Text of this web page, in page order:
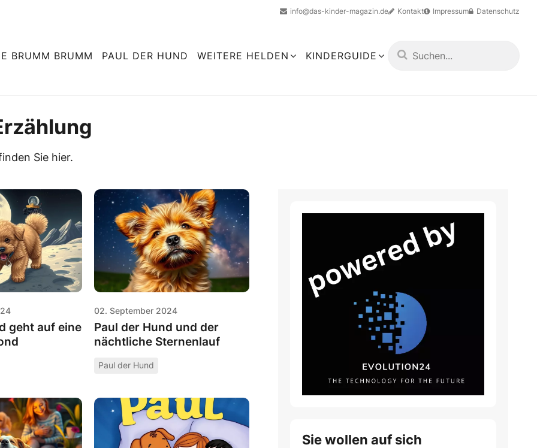
info@das-kinder-magazin.de Kontakt Impressum Datenschutz
BRUMM BRUMM PAUL DER HUND WEITERE HELDEN KINDERGUIDE
Sie hier.
geht auf eine
02. September 2024
Paul der Hund und der
nächtliche Sternenlauf
Paul der Hund
Sie wollen auf sich